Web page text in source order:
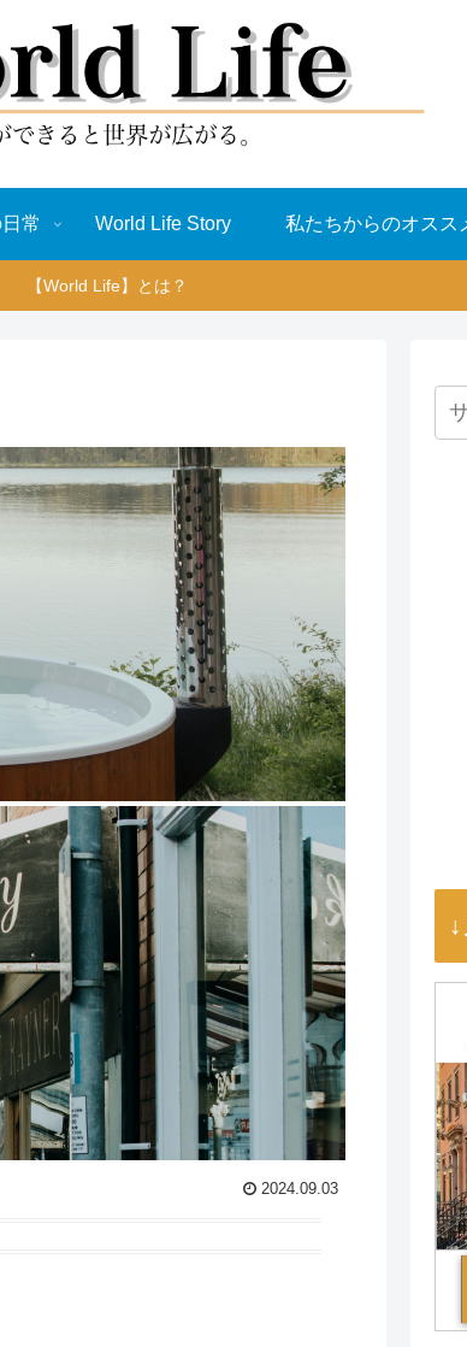
常 World Life Story 私たちからのオスス
【World Life】とは？
2024.09.03